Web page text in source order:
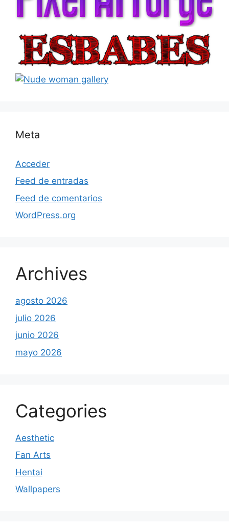
Meta
Acceder
Feed de entradas
Feed de comentarios
WordPress.org
Archives
agosto 2026
julio 2026
junio 2026
mayo 2026
Categories
Aesthetic
Fan Arts
Hentai
Wallpapers